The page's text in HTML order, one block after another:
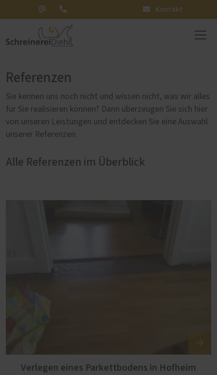
Kontakt
Referenzen
Sie kennen uns noch nicht und wissen nicht, was wir alles
für Sie realisieren können? Dann überzeugen Sie sich hier
von unseren Leistungen und entdecken Sie eine Auswahl
unserer Referenzen.
Alle Referenzen im Überblick
Verlegen eines Parkettbodens in Hofheim